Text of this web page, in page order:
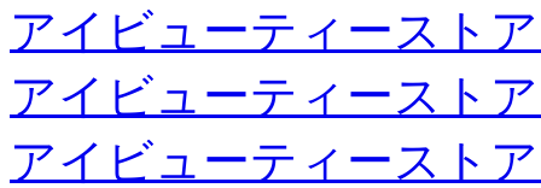
アイビューティースト
アイビューティースト
アイビューティースト